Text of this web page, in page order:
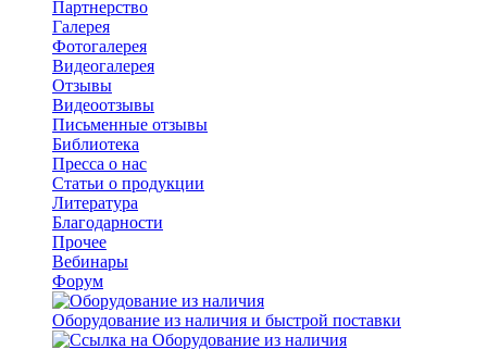
Партнерство
Галерея
Фотогалерея
Видеогалерея
Отзывы
Видеоотзывы
Письменные отзывы
Библиотека
Пресса о нас
Статьи о продукции
Литература
Благодарности
Прочее
Вебинары
Форум
Оборудование из наличия и быстрой поставки